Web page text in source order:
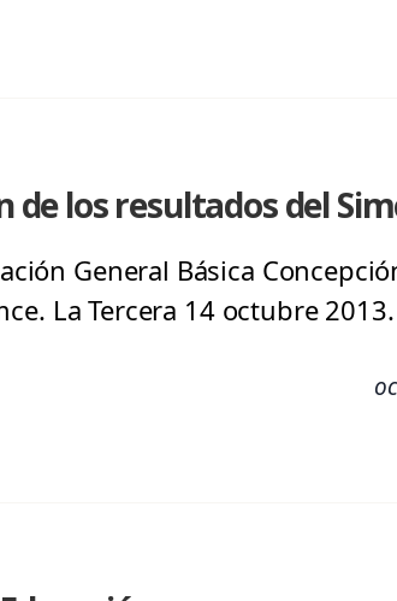
de los resultados del
General Básica
La Tercera 14 octubre 2013.